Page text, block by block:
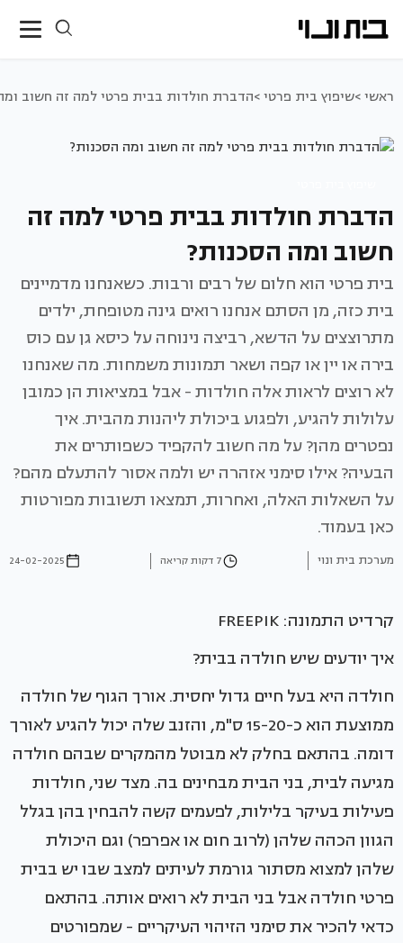
ראשי >שיפוץ בית פרטי >הדברת חולדות בבית פרטי למה זה חשוב
הדברת חולדות בבית פרטי למה זה
חשוב ומה הסכנות?
בית פרטי הוא חלום של רבים ורבות. כשאנחנו מדמיינים
בית כזה, מן הסתם אנחנו רואים גינה מטופחת, ילדים
מתרוצצים על הדשא, רביצה נינוחה על כיסא גן עם כוס
בירה או יין או קפה ושאר תמונות משמחות. מה שאנחנו
לא רוצים לראות אלה חולדות - אבל במציאות הן כמובן
עלולות להגיע, ולפגוע ביכולת ליהנות מהבית. איך
נפטרים מהן? על מה חשוב להקפיד כשפותרים את
הבעיה? אילו סימני אזהרה יש ולמה אסור להתעלם מהם?
על השאלות האלה, ואחרות, תמצאו תשובות מפורטות
כאן בעמוד.
מערכת בית ונוי 7 דקות קריאה 24-02-2025
קרדיט התמונה: FREEPIK
איך יודעים שיש חולדה בבית?
חולדה היא בעל חיים גדול יחסית. אורך הגוף של חולדה
ממוצעת הוא כ-15-20 ס"מ, והזנב שלה יכול להגיע לאורך
דומה. בהתאם בחלק לא מבוטל מהמקרים שבהם חולדה
מגיעה לבית, בני הבית מבחינים בה. מצד שני, חולדות
פעילות בעיקר בלילות, לפעמים קשה להבחין בהן בגלל
הגוון הכהה שלהן (לרוב חום או אפרפר) וגם היכולת
שלהן למצוא מסתור גורמת לעיתים למצב שבו יש בבית
פרטי חולדה אבל בני הבית לא רואים אותה. בהתאם
כדאי להכיר את סימני הזיהוי העיקריים - שמפורטים